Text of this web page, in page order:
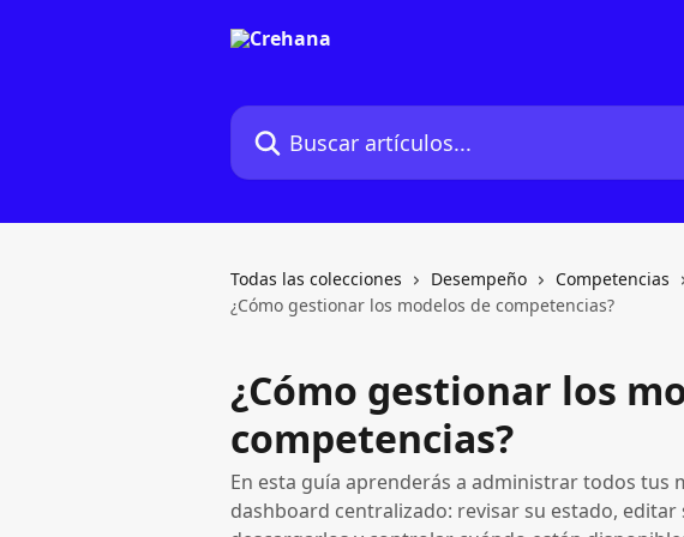
Buscar artículos...
Todas las colecciones Desempeño Competencias
¿Cómo gestionar los modelos de competencias?
¿Cómo gestionar los
competencias?
En esta guía aprenderás a administrar todos tus
dashboard centralizado: revisar su estado,